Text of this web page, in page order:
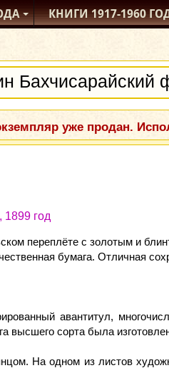
КНИГИ1917-1960
уже продан.
1899 год
переплёте с золотым и
бумага. Отличная
авантитул,
высшего сорта была
На одном из листов